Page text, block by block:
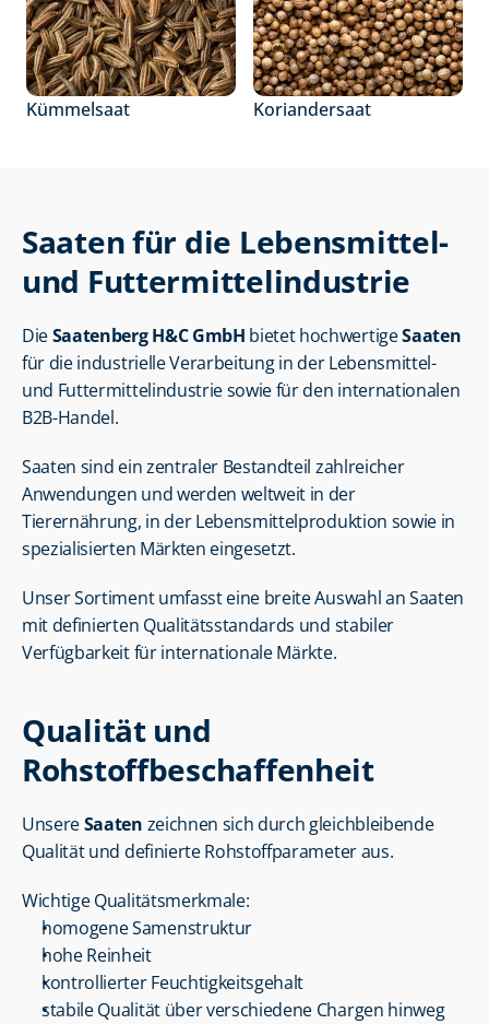
Kümmelsaat Koriandersaat
Saaten für die Lebensmittel-
und Futtermittelindustrie
Die Saatenberg H&C GmbH bietet hochwertige Saaten
für die industrielle Verarbeitung in der Lebensmittel-
und Futtermittelindustrie sowie für den internationalen
B2B-Handel.
Saaten sind ein zentraler Bestandteil zahlreicher
Anwendungen und werden weltweit in der
Tierernährung, in der Lebensmittelproduktion sowie in
spezialisierten Märkten eingesetzt.
Unser Sortiment umfasst eine breite Auswahl an Saaten
mit definierten Qualitätsstandards und stabiler
Verfügbarkeit für internationale Märkte.
Qualität und
Rohstoffbeschaffenheit
Unsere Saaten zeichnen sich durch gleichbleibende
Qualität und definierte Rohstoffparameter aus.
Wichtige Qualitätsmerkmale:
homogene Samenstruktur
hohe Reinheit
kontrollierter Feuchtigkeitsgehalt
stabile Qualität über verschiedene Chargen hinweg